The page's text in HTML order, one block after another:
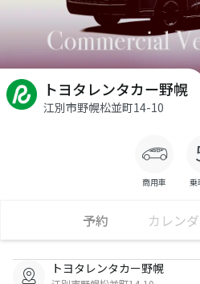
トヨタレンタカー野幌
江別市野幌松並町14-10
商用車 乗
予約 カレン
トヨタレンタカー野幌